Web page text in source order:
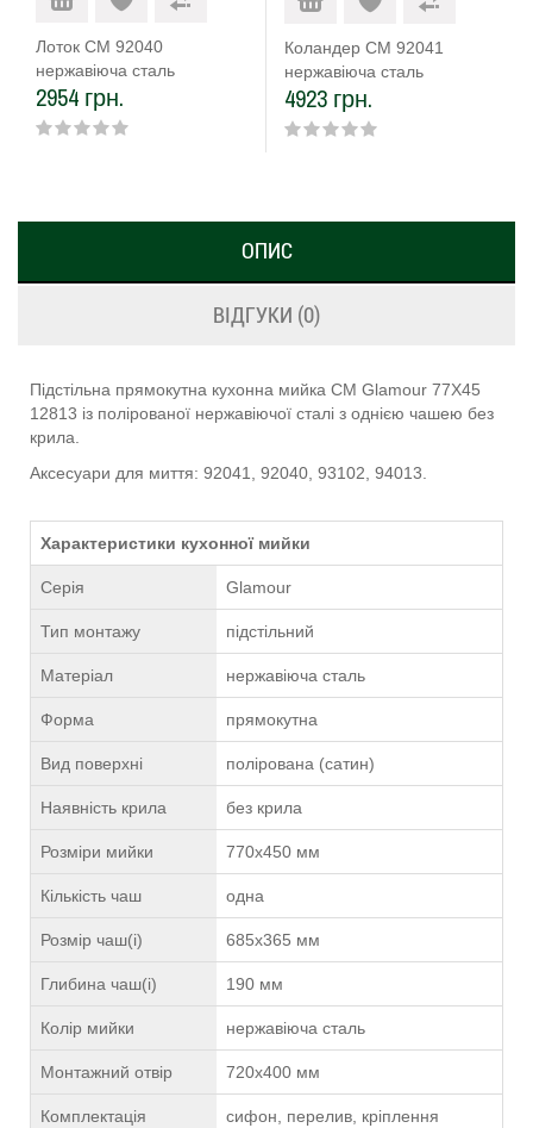
Лоток CM 92040
нержавіюча сталь
2954 грн.
Коландер CM 92041
нержавіюча сталь
4923 грн.
ОПИС
ВІДГУКИ (0)
Підстільна прямокутна кухонна мийка CM Glamour 77Х45
12813 із полірованої нержавіючої сталі з однією чашею без
крила.
Аксесуари для миття: 92041, 92040, 93102, 94013.
Характеристики кухонної мийки
Серія Glamour
Тип монтажу підстільний
Матеріал нержавіюча сталь
Форма прямокутна
Вид поверхні полірована (сатин)
Наявність крила без крила
Розміри мийки 770х450 мм
Кількість чаш одна
Розмір чаш(і) 685х365 мм
Глибина чаш(і) 190 мм
Колір мийки нержавіюча сталь
Монтажний отвір 720х400 мм
Комплектація сифон, перелив, кріплення